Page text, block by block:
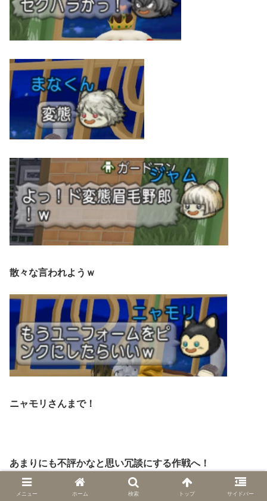
散々な言われようｗ
ニャモリさんまで！
あまりにも不評かなと思い冗談にする作戦へ！
メニュー ホーム 検索 トップ サイドバー